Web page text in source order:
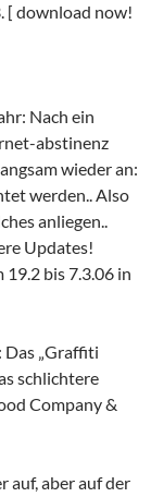
[ download now!
Nach ein
abstinenz
wieder an:
werden.. Also
anliegen..
Updates!
bis 7.3.06 in
Das „Graffiti
schlichtere
Company &
auf, aber auf der